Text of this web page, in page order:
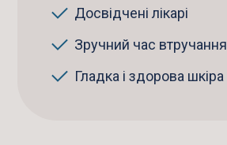
Досвідчені лікарі
Зручний час втручання
Гладка і здорова шкіра